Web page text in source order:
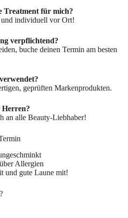
Treatment für mich?
und individuell vor Ort!
verpflichtend?
buche deinen Termin am besten
geprüften Markenprodukten.
Herren?
an alle Beauty-Liebhaber!
Allergien
und gute Laune mit!